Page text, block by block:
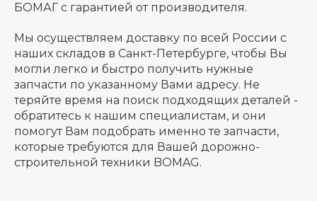
БОМАГ с гарантией от производителя.
Мы осуществляем доставку по всей России с
наших складов в Санкт-Петербурге, чтобы Вы
могли легко и быстро получить нужные
запчасти по указанному Вами адресу. Не
теряйте время на поиск подходящих деталей -
обратитесь к нашим специалистам, и они
помогут Вам подобрать именно те запчасти,
которые требуются для Вашей дорожно-
строительной техники BOMAG.